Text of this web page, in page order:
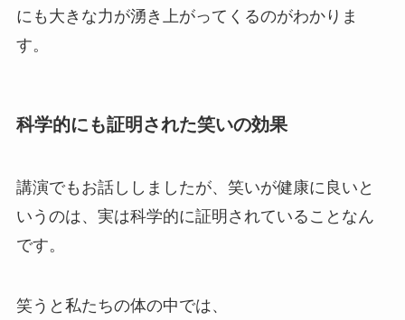
にも大きな力が湧き上がってくるのがわかりま
す。
科学的にも証明された笑いの効果
講演でもお話ししましたが、笑いが健康に良いと
いうのは、実は科学的に証明されていることなん
です。
笑うと私たちの体の中では、